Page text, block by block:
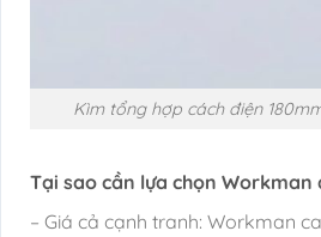
Kìm tổng hợp cách điện
Tại sao cần lựa chọn Workman
– Giá cả cạnh tranh: Workman